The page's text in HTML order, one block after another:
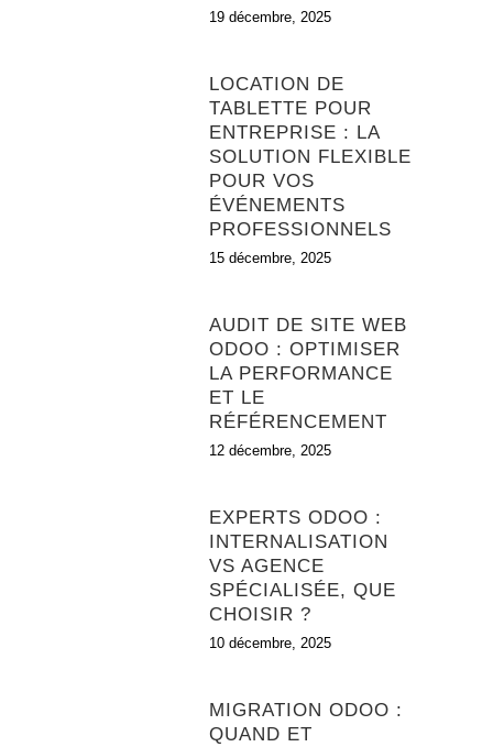
19 décembre, 2025
LOCATION DE
TABLETTE POUR
ENTREPRISE : LA
SOLUTION FLEXIBLE
POUR VOS
ÉVÉNEMENTS
PROFESSIONNELS
15 décembre, 2025
AUDIT DE SITE WEB
ODOO : OPTIMISER
LA PERFORMANCE
ET LE
RÉFÉRENCEMENT
12 décembre, 2025
EXPERTS ODOO :
INTERNALISATION
VS AGENCE
SPÉCIALISÉE, QUE
CHOISIR ?
10 décembre, 2025
MIGRATION ODOO :
QUAND ET